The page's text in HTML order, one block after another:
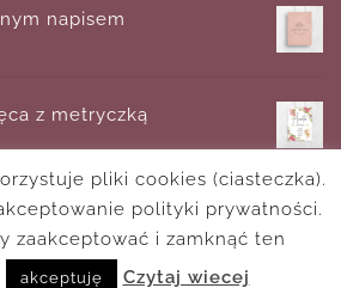
napisem
z metryczką
kwiatu
pliki cookies (ciasteczka).
polityki prywatności.
zaakceptować i zamknąć ten
akceptuję Czytaj wiecej